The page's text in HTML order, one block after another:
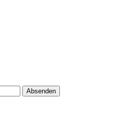
Absenden